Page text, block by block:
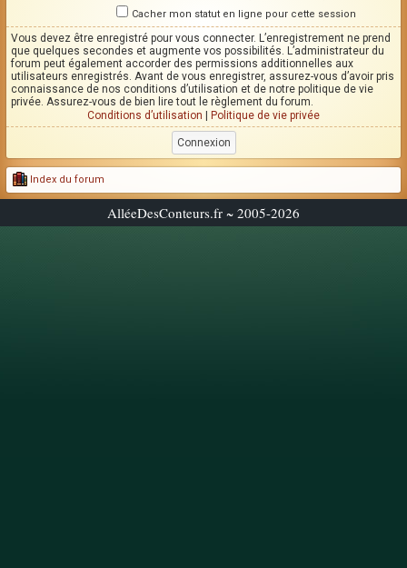
Cacher mon statut en ligne pour cette session
Vous devez être enregistré pour vous connecter. L’enregistrement ne prend
que quelques secondes et augmente vos possibilités. L’administrateur du
forum peut également accorder des permissions additionnelles aux
utilisateurs enregistrés. Avant de vous enregistrer, assurez-vous d’avoir pris
connaissance de nos conditions d’utilisation et de notre politique de vie
privée. Assurez-vous de bien lire tout le règlement du forum.
Conditions d’utilisation
Politique de vie privée
Index du forum
AlléeDesConteurs.fr ~ 2005-2026